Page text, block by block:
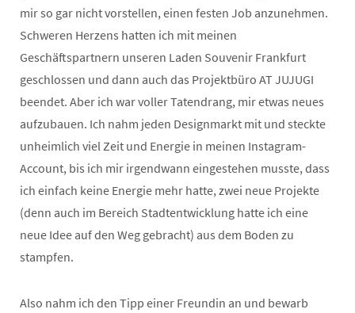
mir so gar nicht vorstellen, einen festen Job anzunehmen.
Schweren Herzens hatten ich mit meinen
Geschäftspartnern unseren Laden Souvenir Frankfurt
geschlossen und dann auch das Projektbüro AT JUJUGI
beendet. Aber ich war voller Tatendrang, mir etwas neues
aufzubauen. Ich nahm jeden Designmarkt mit und steckte
unheimlich viel Zeit und Energie in meinen Instagram-
Account, bis ich mir irgendwann eingestehen musste, dass
ich einfach keine Energie mehr hatte, zwei neue Projekte
(denn auch im Bereich Stadtentwicklung hatte ich eine
neue Idee auf den Weg gebracht) aus dem Boden zu
stampfen.
Also nahm ich den Tipp einer Freundin an und bewarb